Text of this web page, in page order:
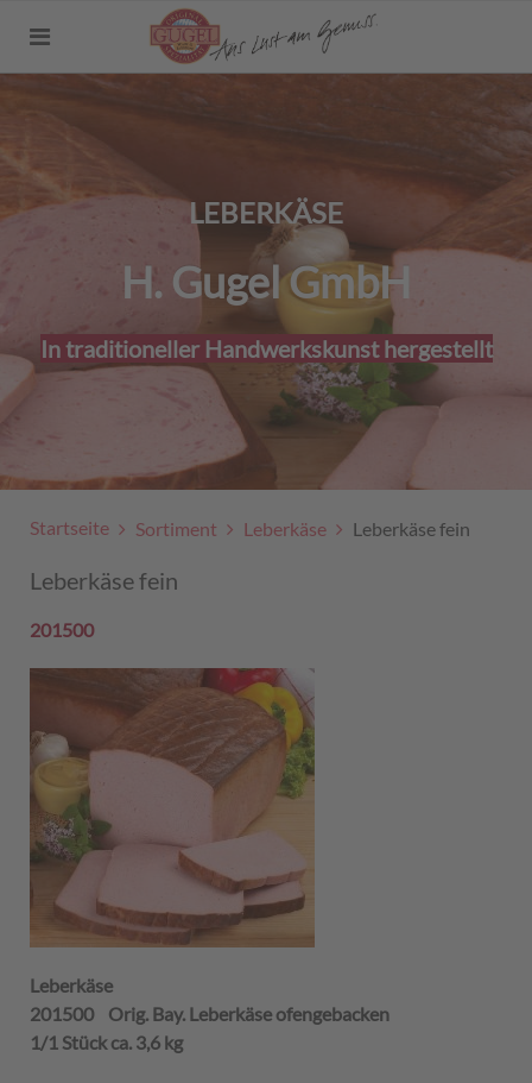
LEBERKÄSE
H. Gugel GmbH
In traditioneller Handwerkskunst hergestellt
Startseite Sortiment Leberkäse Leberkäse fein
Leberkäse fein
201500
Leberkäse
201500 Orig. Bay. Leberkäse ofengebacken
1/1 Stück ca. 3,6 kg